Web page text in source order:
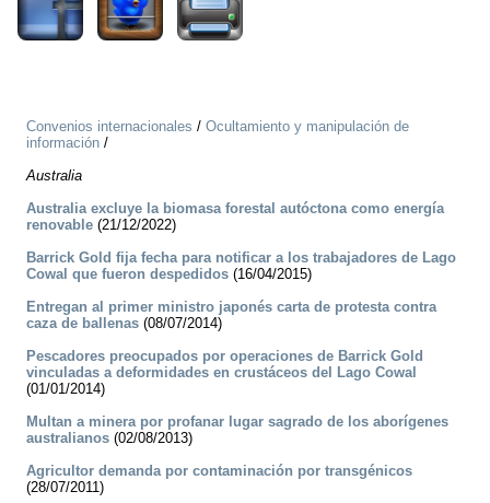
Convenios internacionales / Ocultamiento y manipulación de
información /
Australia
Australia excluye la biomasa forestal autóctona como energía
renovable (21/12/2022)
Barrick Gold fija fecha para notificar a los trabajadores de Lago
Cowal que fueron despedidos (16/04/2015)
Entregan al primer ministro japonés carta de protesta contra
caza de ballenas (08/07/2014)
Pescadores preocupados por operaciones de Barrick Gold
vinculadas a deformidades en crustáceos del Lago Cowal
(01/01/2014)
Multan a minera por profanar lugar sagrado de los aborígenes
australianos (02/08/2013)
Agricultor demanda por contaminación por transgénicos
(28/07/2011)